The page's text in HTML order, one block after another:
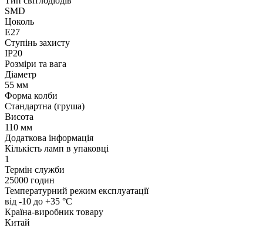
SMD
Цоколь
E27
Ступінь захисту
IP20
Розміри та вага
Діаметр
55 мм
Форма колби
Стандартна (груша)
Висота
110 мм
Додаткова інформація
Кількість ламп в упаковці
1
Термін служби
25000 годин
Температурний режим експлуатації
від -10 до +35 °С
Країна-виробник товару
Китай